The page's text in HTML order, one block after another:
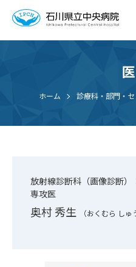
診療受付時間：午前8時20
ホーム 診療科・部門・
放射線診断科（画像診断）
専攻医
奥村 秀生 （おくむら しゅ